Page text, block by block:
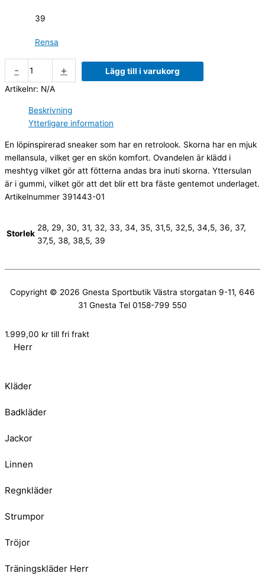
39
Rensa
- +
Lägg till i varukorg
Artikelnr: N/A
Beskrivning
Ytterligare information
En löpinspirerad sneaker som har en retrolook. Skorna har en mjuk
mellansula, vilket ger en skön komfort. Ovandelen är klädd i
meshtyg vilket gör att fötterna andas bra inuti skorna. Yttersulan
är i gummi, vilket gör att det blir ett bra fäste gentemot underlaget.
Artikelnummer 391443-01
Storlek
28, 29, 30, 31, 32, 33, 34, 35, 31,5, 32,5, 34,5, 36, 37,
37,5, 38, 38,5, 39
Copyright © 2026 Gnesta Sportbutik Västra storgatan 9-11, 646
31 Gnesta Tel 0158-799 550
1.999,00 kr till fri frakt
Herr
Kläder
Badkläder
Jackor
Linnen
Regnkläder
Strumpor
Tröjor
Träningskläder Herr